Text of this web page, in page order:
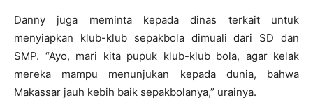
Danny juga meminta kepada dinas terkait untuk
menyiapkan klub-klub sepakbola dimuali dari SD dan
SMP. “Ayo, mari kita pupuk klub-klub bola, agar kelak
mereka mampu menunjukan kepada dunia, bahwa
Makassar jauh kebih baik sepakbolanya,” urainya.